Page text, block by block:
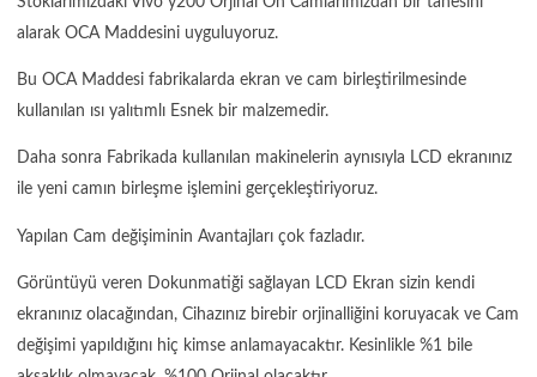
alarak OCA Maddesini uyguluyoruz.
Bu OCA Maddesi fabrikalarda ekran ve cam birleştirilmesinde
kullanılan ısı yalıtımlı Esnek bir malzemedir.
Daha sonra Fabrikada kullanılan makinelerin aynısıyla LCD ekranınız
ile yeni camın birleşme işlemini gerçekleştiriyoruz.
Yapılan Cam değişiminin Avantajları çok fazladır.
Görüntüyü veren Dokunmatiği sağlayan LCD Ekran sizin kendi
ekranınız olacağından, Cihazınız birebir orjinalliğini koruyacak ve Cam
değişimi yapıldığını hiç kimse anlamayacaktır. Kesinlikle %1 bile